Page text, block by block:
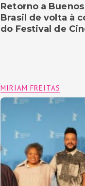
Retorno a
Brasil de volta à
do Festival de
MIRIAM FREITAS